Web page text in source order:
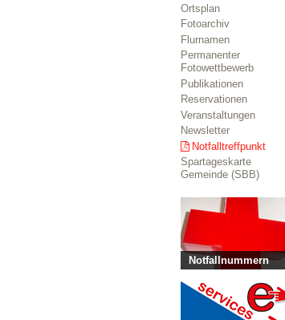
Ortsplan
Fotoarchiv
Flurnamen
Permanenter
Fotowettbewerb
Publikationen
Reservationen
Veranstaltungen
Newsletter
Notfalltreffpunkt
Spartageskarte
Gemeinde (SBB)
Notfallnummern